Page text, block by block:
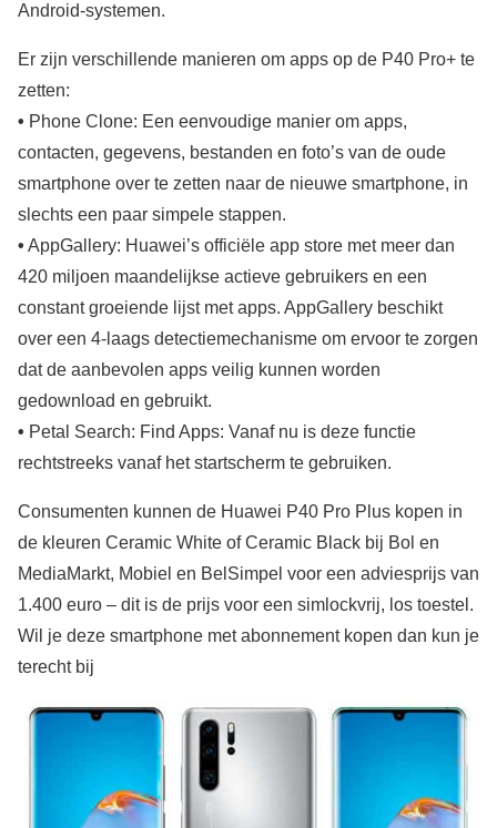
Android-systemen.
Er zijn verschillende manieren om apps op de P40 Pro+ te
zetten:
• Phone Clone: Een eenvoudige manier om apps,
contacten, gegevens, bestanden en foto’s van de oude
smartphone over te zetten naar de nieuwe smartphone, in
slechts een paar simpele stappen.
• AppGallery: Huawei’s officiële app store met meer dan
420 miljoen maandelijkse actieve gebruikers en een
constant groeiende lijst met apps. AppGallery beschikt
over een 4-laags detectiemechanisme om ervoor te zorgen
dat de aanbevolen apps veilig kunnen worden
gedownload en gebruikt.
• Petal Search: Find Apps: Vanaf nu is deze functie
rechtstreeks vanaf het startscherm te gebruiken.
Consumenten kunnen de Huawei P40 Pro Plus kopen in
de kleuren Ceramic White of Ceramic Black bij Bol en
MediaMarkt, Mobiel en BelSimpel voor een adviesprijs van
1.400 euro – dit is de prijs voor een simlockvrij, los toestel.
Wil je deze smartphone met abonnement kopen dan kun je
terecht bij